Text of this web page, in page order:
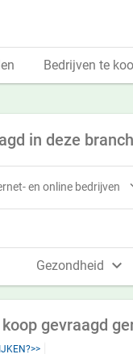
in deze
en online bedrijven
Gezondheid 
gevraagd
Bedrijven te